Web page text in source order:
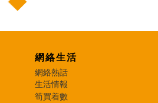
網絡生活
網絡熱話
生活情報
筍買着數